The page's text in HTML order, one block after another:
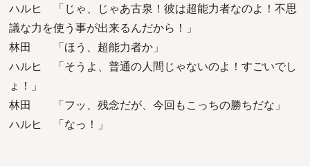
ハルヒ 「じゃ、じゃあ古泉！彼は超能力者なのよ！不思
議な力を使う事が出来るんだから！」
林田 「ほう、超能力者か」
ハルヒ 「そうよ、普通の人間じゃないのよ！すごいでし
ょ！」
林田 「フッ、残念だが、今回もこっちの勝ちだな」
ハルヒ 「なっ！」